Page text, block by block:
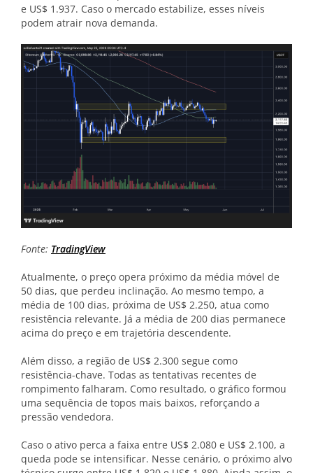
e US$ 1.937. Caso o mercado estabilize, esses níveis
podem atrair nova demanda.
Fonte: TradingView
Atualmente, o preço opera próximo da média móvel de
50 dias, que perdeu inclinação. Ao mesmo tempo, a
média de 100 dias, próxima de US$ 2.250, atua como
resistência relevante. Já a média de 200 dias permanece
acima do preço e em trajetória descendente.
Além disso, a região de US$ 2.300 segue como
resistência-chave. Todas as tentativas recentes de
rompimento falharam. Como resultado, o gráfico formou
uma sequência de topos mais baixos, reforçando a
pressão vendedora.
Caso o ativo perca a faixa entre US$ 2.080 e US$ 2.100, a
queda pode se intensificar. Nesse cenário, o próximo alvo